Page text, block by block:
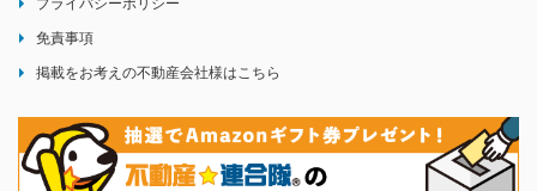
免責事項
掲載をお考えの不動産会社様はこちら